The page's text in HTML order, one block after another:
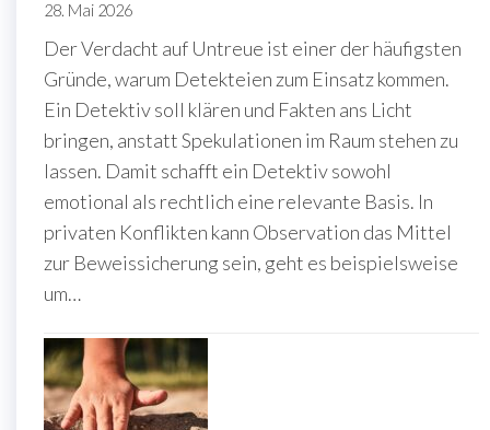
28. Mai 2026
Der Verdacht auf Untreue ist einer der häufigsten
Gründe, warum Detekteien zum Einsatz kommen.
Ein Detektiv soll klären und Fakten ans Licht
bringen, anstatt Spekulationen im Raum stehen zu
lassen. Damit schafft ein Detektiv sowohl
emotional als rechtlich eine relevante Basis. In
privaten Konflikten kann Observation das Mittel
zur Beweissicherung sein, geht es beispielsweise
um…